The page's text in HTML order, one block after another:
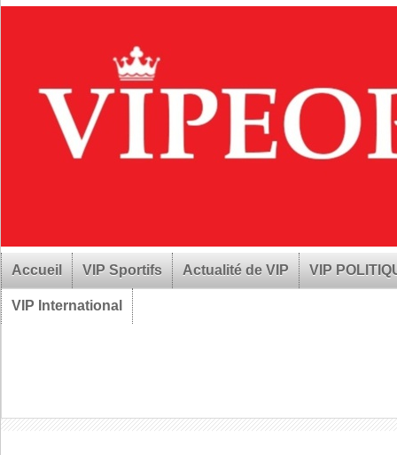
Accueil VIP Sportifs Actualité de VIP VIP
VIP International